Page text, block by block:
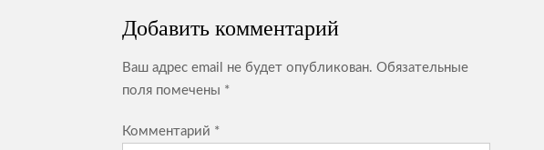
записям
Добавить комментарий
Ваш адрес email не будет опубликован. Обязательные
поля помечены *
Комментарий *